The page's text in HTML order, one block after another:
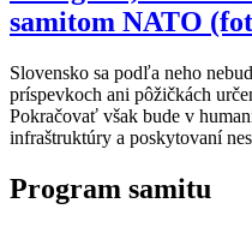
samitom NATO
Slovensko sa podľa neho
príspevkoch ani pôžičkách
Pokračovať však bude v
infraštruktúry a poskytovaní
Program samitu